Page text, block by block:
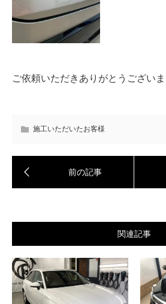
ご依頼いただきありがとうございま
施工いただいたお客様
関連記事